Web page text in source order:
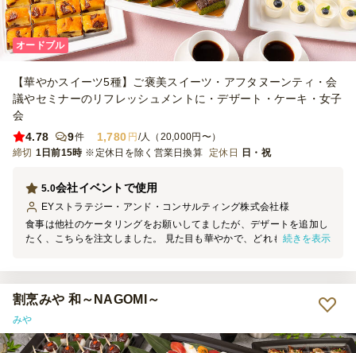
オードブル
【華やかスイーツ5種】ご褒美スイーツ・アフタヌーンティ・会
議やセミナーのリフレッシュメントに・デザート・ケーキ・女子
会
4.78
9件 1,780 円 /人（20,000円〜）
締切 1日前15時 ※定休日を除く営業日換算 定休日 日・祝
会社イベントで使用
5.0
EYストラテジー・アンド・コンサルティング株式会社様
食事は他社のケータリングをお願いしてましたが、デザートを追加し
たく、こちらを注文しました。 見た目も華やかで、どれも美味し
続きを表示
割烹みや 和～NAGOMI～
みや